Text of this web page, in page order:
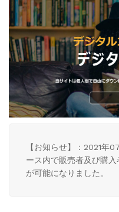
【お知らせ】：2021
ース内で販売者及び購
が可能になりました。